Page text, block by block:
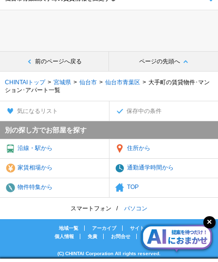
前のページへ戻る ページの先頭へ
CHINTAIトップ 宮城県 仙台市 仙台市青葉区
大手町の賃貸物件･マン
ション･アパート一覧
気になるリスト 保存中の条件
別の探し方でお部屋を探す
沿線・駅から 住所から
家賃相場から 通勤通学時間から
物件特集から TOP
スマートフォン パソコン
地域一覧 アーカイブ
サイトマップ
個人情報
免責 お問合せ 会社案内
(C) CHINTAI Corporation All rights reserved.